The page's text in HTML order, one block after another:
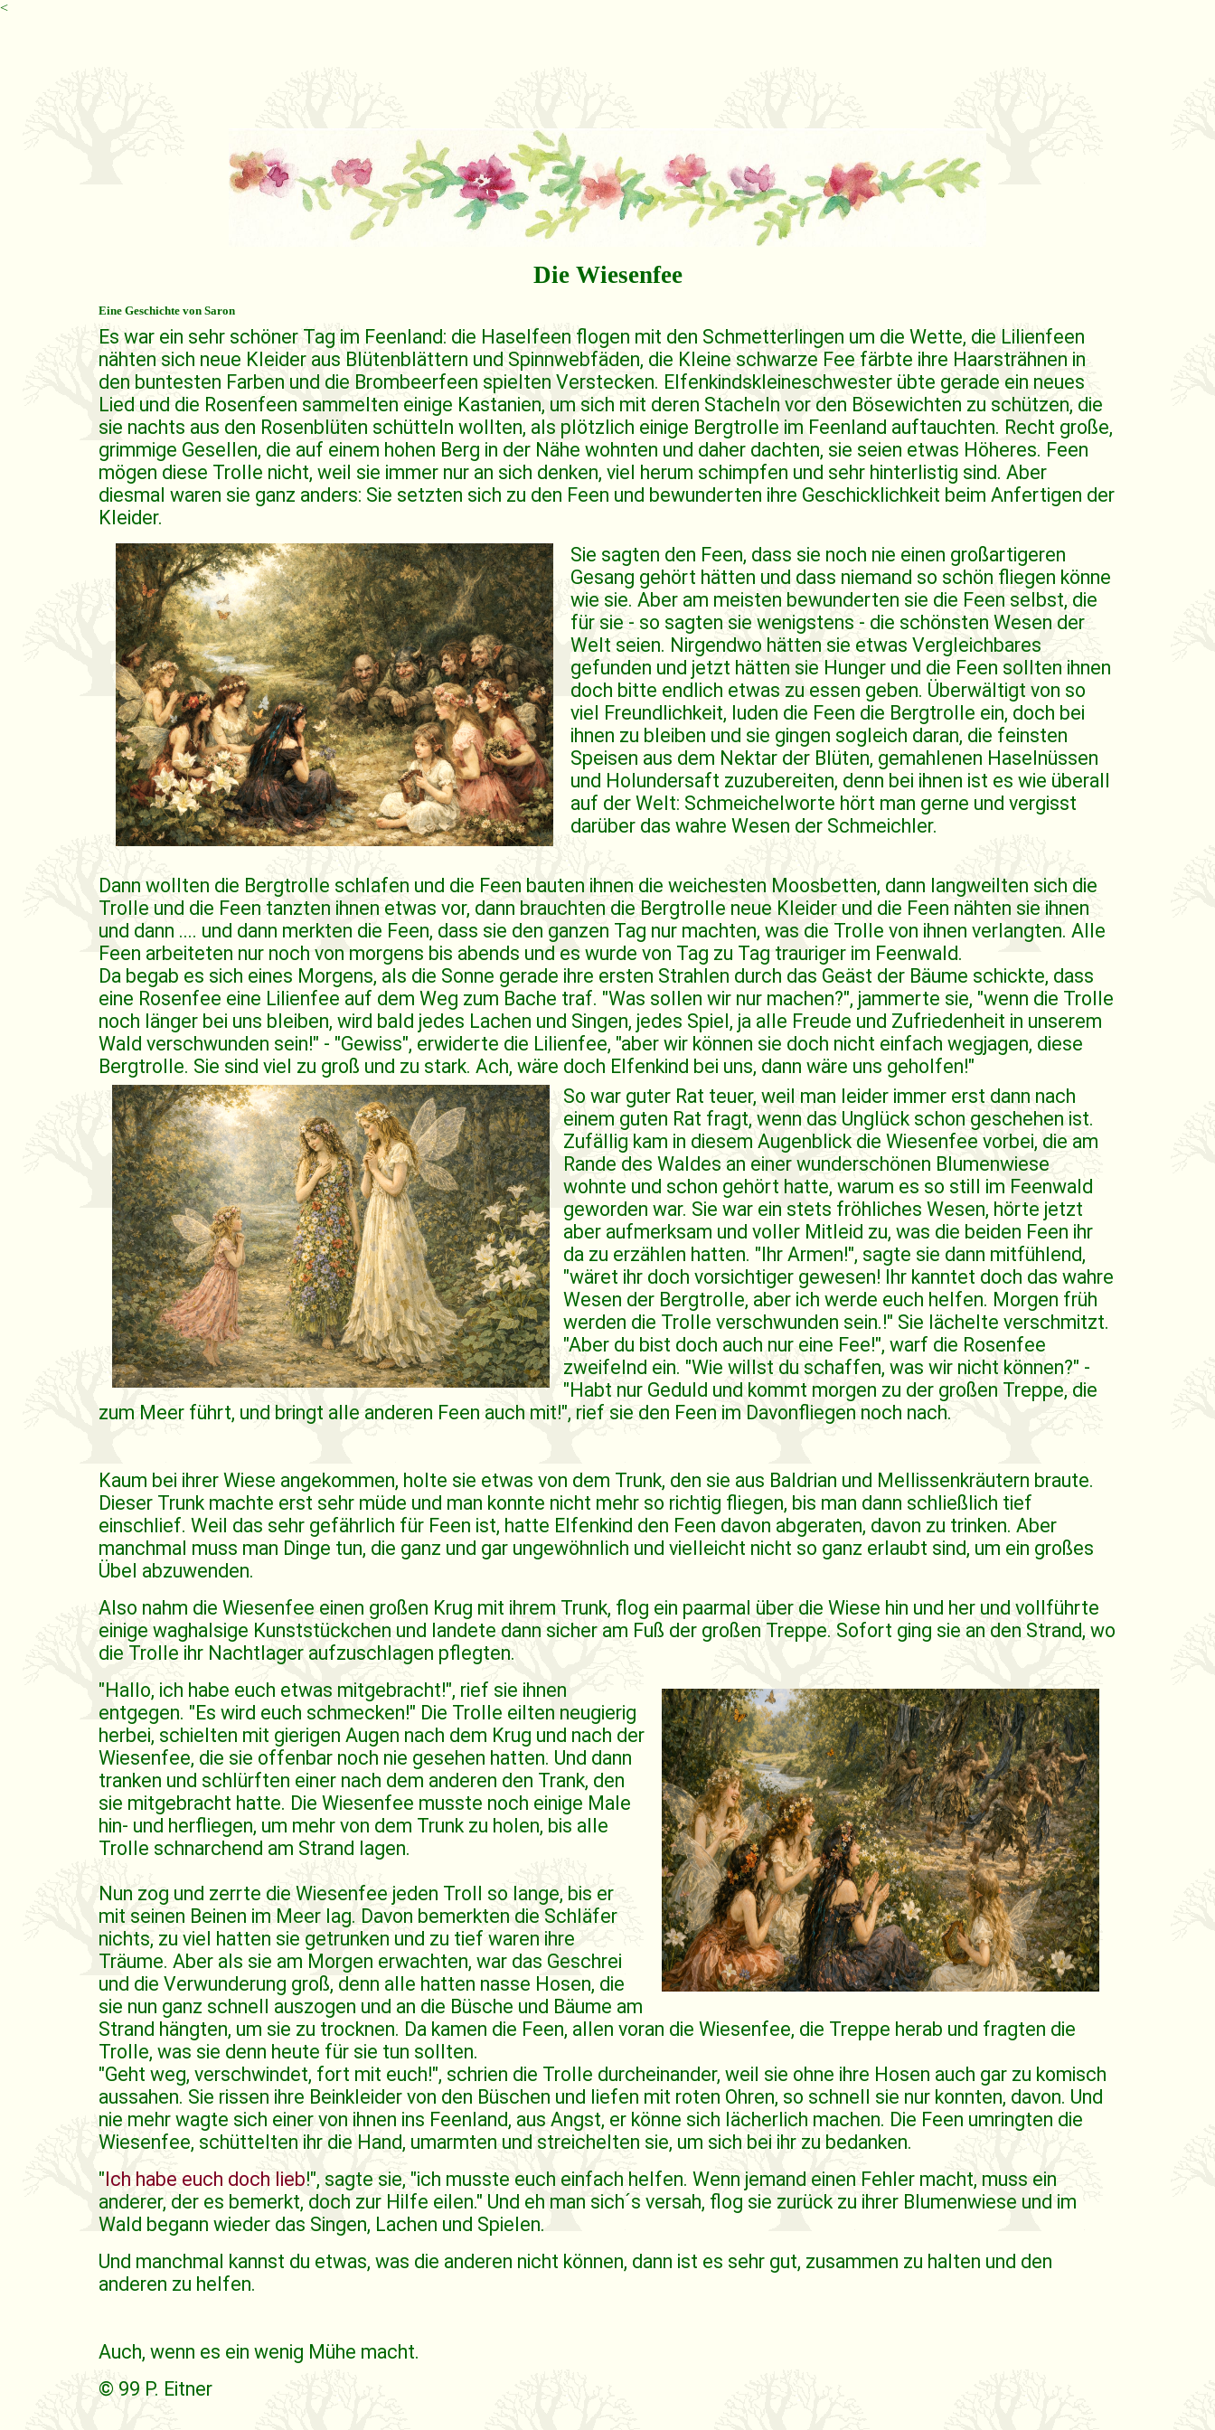
<
Die Wiesenfee
Eine Geschichte von Saron
Es war ein sehr schöner Tag im Feenland: die Haselfeen flogen mit den Schmetterlingen um die Wette, die Lilienfeen
nähten sich neue Kleider aus Blütenblättern und Spinnwebfäden, die Kleine schwarze Fee färbte ihre Haarsträhnen in
den buntesten Farben und die Brombeerfeen spielten Verstecken. Elfenkindskleineschwester übte gerade ein neues
Lied und die Rosenfeen sammelten einige Kastanien, um sich mit deren Stacheln vor den Bösewichten zu schützen, die
sie nachts aus den Rosenblüten schütteln wollten, als plötzlich einige Bergtrolle im Feenland auftauchten. Recht große,
grimmige Gesellen, die auf einem hohen Berg in der Nähe wohnten und daher dachten, sie seien etwas Höheres. Feen
mögen diese Trolle nicht, weil sie immer nur an sich denken, viel herum schimpfen und sehr hinterlistig sind. Aber
diesmal waren sie ganz anders: Sie setzten sich zu den Feen und bewunderten ihre Geschicklichkeit beim Anfertigen der
Kleider.
Sie sagten den Feen, dass sie noch nie einen großartigeren
Gesang gehört hätten und dass niemand so schön fliegen könne
wie sie. Aber am meisten bewunderten sie die Feen selbst, die
für sie - so sagten sie wenigstens - die schönsten Wesen der
Welt seien. Nirgendwo hätten sie etwas Vergleichbares
gefunden und jetzt hätten sie Hunger und die Feen sollten ihnen
doch bitte endlich etwas zu essen geben. Überwältigt von so
viel Freundlichkeit, luden die Feen die Bergtrolle ein, doch bei
ihnen zu bleiben und sie gingen sogleich daran, die feinsten
Speisen aus dem Nektar der Blüten, gemahlenen Haselnüssen
und Holundersaft zuzubereiten, denn bei ihnen ist es wie überall
auf der Welt: Schmeichelworte hört man gerne und vergisst
darüber das wahre Wesen der Schmeichler.
Dann wollten die Bergtrolle schlafen und die Feen bauten ihnen die weichesten Moosbetten, dann langweilten sich die
Trolle und die Feen tanzten ihnen etwas vor, dann brauchten die Bergtrolle neue Kleider und die Feen nähten sie ihnen
und dann .... und dann merkten die Feen, dass sie den ganzen Tag nur machten, was die Trolle von ihnen verlangten. Alle
Feen arbeiteten nur noch von morgens bis abends und es wurde von Tag zu Tag trauriger im Feenwald.
Da begab es sich eines Morgens, als die Sonne gerade ihre ersten Strahlen durch das Geäst der Bäume schickte, dass
eine Rosenfee eine Lilienfee auf dem Weg zum Bache traf. "Was sollen wir nur machen?", jammerte sie, "wenn die Trolle
noch länger bei uns bleiben, wird bald jedes Lachen und Singen, jedes Spiel, ja alle Freude und Zufriedenheit in unserem
Wald verschwunden sein!" - "Gewiss", erwiderte die Lilienfee, "aber wir können sie doch nicht einfach wegjagen, diese
Bergtrolle. Sie sind viel zu groß und zu stark. Ach, wäre doch Elfenkind bei uns, dann wäre uns geholfen!"
So war guter Rat teuer, weil man leider immer erst dann nach
einem guten Rat fragt, wenn das Unglück schon geschehen ist.
Zufällig kam in diesem Augenblick die Wiesenfee vorbei, die am
Rande des Waldes an einer wunderschönen Blumenwiese
wohnte und schon gehört hatte, warum es so still im Feenwald
geworden war. Sie war ein stets fröhliches Wesen, hörte jetzt
aber aufmerksam und voller Mitleid zu, was die beiden Feen ihr
da zu erzählen hatten. "Ihr Armen!", sagte sie dann mitfühlend,
"wäret ihr doch vorsichtiger gewesen! Ihr kanntet doch das wahre
Wesen der Bergtrolle, aber ich werde euch helfen. Morgen früh
werden die Trolle verschwunden sein.!" Sie lächelte verschmitzt.
"Aber du bist doch auch nur eine Fee!", warf die Rosenfee
zweifelnd ein. "Wie willst du schaffen, was wir nicht können?" -
"Habt nur Geduld und kommt morgen zu der großen Treppe, die
zum Meer führt, und bringt alle anderen Feen auch mit!", rief sie den Feen im Davonfliegen noch nach.
Kaum bei ihrer Wiese angekommen, holte sie etwas von dem Trunk, den sie aus Baldrian und Mellissenkräutern braute.
Dieser Trunk machte erst sehr müde und man konnte nicht mehr so richtig fliegen, bis man dann schließlich tief
einschlief. Weil das sehr gefährlich für Feen ist, hatte Elfenkind den Feen davon abgeraten, davon zu trinken. Aber
manchmal muss man Dinge tun, die ganz und gar ungewöhnlich und vielleicht nicht so ganz erlaubt sind, um ein großes
Übel abzuwenden.
Also nahm die Wiesenfee einen großen Krug mit ihrem Trunk, flog ein paarmal über die Wiese hin und her und vollführte
einige waghalsige Kunststückchen und landete dann sicher am Fuß der großen Treppe. Sofort ging sie an den Strand, wo
die Trolle ihr Nachtlager aufzuschlagen pflegten.
"Hallo, ich habe euch etwas mitgebracht!", rief sie ihnen
entgegen. "Es wird euch schmecken!" Die Trolle eilten neugierig
herbei, schielten mit gierigen Augen nach dem Krug und nach der
Wiesenfee, die sie offenbar noch nie gesehen hatten. Und dann
tranken und schlürften einer nach dem anderen den Trank, den
sie mitgebracht hatte. Die Wiesenfee musste noch einige Male
hin- und herfliegen, um mehr von dem Trunk zu holen, bis alle
Trolle schnarchend am Strand lagen.
Nun zog und zerrte die Wiesenfee jeden Troll so lange, bis er
mit seinen Beinen im Meer lag. Davon bemerkten die Schläfer
nichts, zu viel hatten sie getrunken und zu tief waren ihre
Träume. Aber als sie am Morgen erwachten, war das Geschrei
und die Verwunderung groß, denn alle hatten nasse Hosen, die
sie nun ganz schnell auszogen und an die Büsche und Bäume am
Strand hängten, um sie zu trocknen. Da kamen die Feen, allen voran die Wiesenfee, die Treppe herab und fragten die
Trolle, was sie denn heute für sie tun sollten.
"Geht weg, verschwindet, fort mit euch!", schrien die Trolle durcheinander, weil sie ohne ihre Hosen auch gar zu komisch
aussahen. Sie rissen ihre Beinkleider von den Büschen und liefen mit roten Ohren, so schnell sie nur konnten, davon. Und
nie mehr wagte sich einer von ihnen ins Feenland, aus Angst, er könne sich lächerlich machen. Die Feen umringten die
Wiesenfee, schüttelten ihr die Hand, umarmten und streichelten sie, um sich bei ihr zu bedanken.
"Ich habe euch doch lieb!", sagte sie, "ich musste euch einfach helfen. Wenn jemand einen Fehler macht, muss ein
anderer, der es bemerkt, doch zur Hilfe eilen." Und eh man sich´s versah, flog sie zurück zu ihrer Blumenwiese und im
Wald begann wieder das Singen, Lachen und Spielen.
Und manchmal kannst du etwas, was die anderen nicht können, dann ist es sehr gut, zusammen zu halten und den
anderen zu helfen.
Auch, wenn es ein wenig Mühe macht.
© 99 P. Eitner